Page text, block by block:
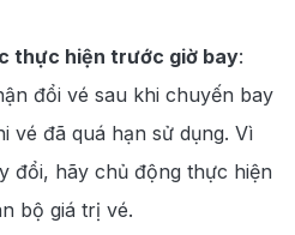
thực hiện trước giờ bay:
đổi vé sau khi chuyến bay
vé đã quá hạn sử dụng. Vì
đổi, hãy chủ động thực hiện
bộ giá trị vé.